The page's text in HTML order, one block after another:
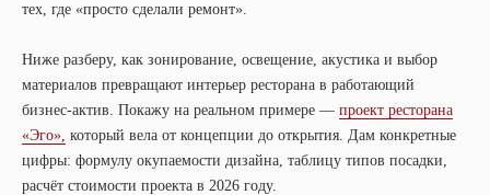
тех, где «просто сделали ремонт».
Ниже разберу, как зонирование, освещение, акустика и выбор
материалов превращают интерьер ресторана в работающий
бизнес-актив. Покажу на реальном примере — проект ресторана
«Эго», который вела от концепции до открытия. Дам конкретные
цифры: формулу окупаемости дизайна, таблицу типов посадки,
расчёт стоимости проекта в 2026 году.